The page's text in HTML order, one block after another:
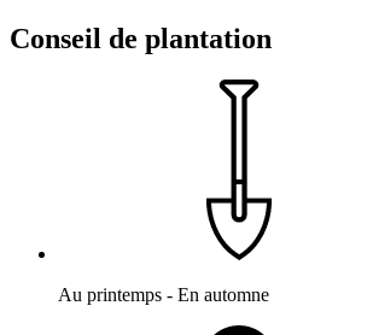
Conseil de plantation
Au printemps - En automne